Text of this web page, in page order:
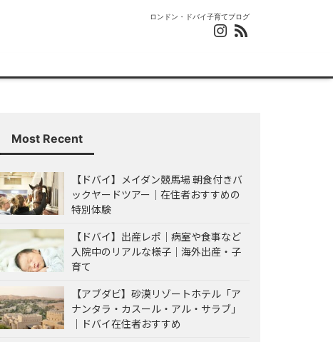
ロンドン・ドバイ子育てブログ
Most Recent
【ドバイ】メイダン競馬場 朝食付きバ
ックヤードツアー｜在住者おすすめの
特別体験
【ドバイ】出産レポ｜病室や食事など
入院中のリアルな様子｜海外出産・子
育て
【アブダビ】砂漠リゾートホテル「ア
ナンタラ・カスール・アル・サラブ」
｜ドバイ在住者おすすめ